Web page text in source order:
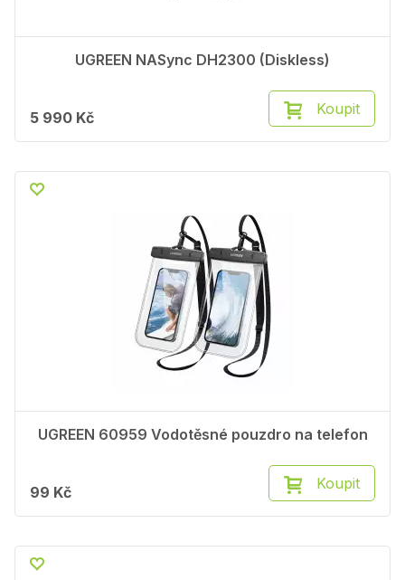
UGREEN NASync DH2300 (Diskless)
5 990 Kč Koupit
UGREEN 60959 Vodotěsné pouzdro na telefon
99 Kč Koupit